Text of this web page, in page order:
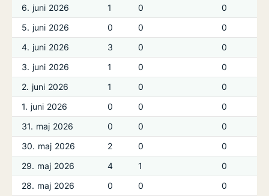
6. juni 2026
1 0
0
5. juni 2026
0 0
0
4. juni 2026
3 0
0
3. juni 2026
1 0
0
2. juni 2026
1 0
0
1. juni 2026
0 0
0
31. maj 2026
0 0
0
30. maj 2026
2 0
0
29. maj 2026
4 1
0
28. maj 2026
0 0
0